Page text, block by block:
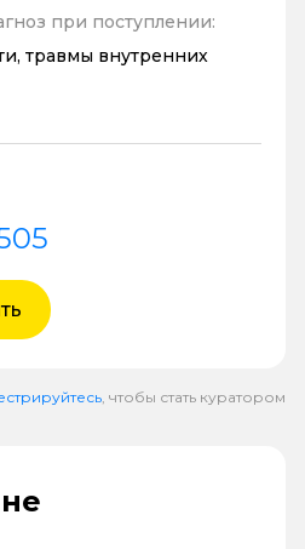
при поступлении:
травмы внутренних
, чтобы стать куратором